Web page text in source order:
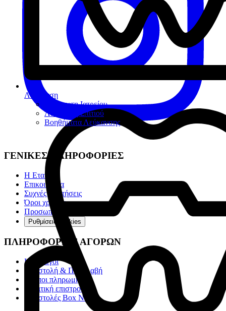
Λεύκανση
Λεύκανση Ιατρείου
Λεύκανση Σπιτιού
Βοηθήματα Λεύκανσης
ΓΕΝΙΚΕΣ ΠΛΗΡΟΦΟΡΙΕΣ
Η Εταιρία
Επικοινωνία
Συχνές ερωτήσεις
Όροι χρήσης
Προσωπικά Δεδομένα
Ρυθμίσεις cookies
ΠΛΗΡΟΦΟΡΙΕΣ ΑΓΟΡΩΝ
Κατάλογοι
Αποστολή & Παραλαβή
Τρόποι πληρωμής
Πολιτική επιστροφών
Αποστολές Box Now